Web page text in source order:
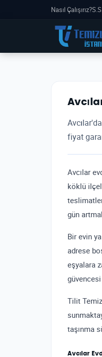
Nasıl Çalışırız?
fiyat
Avcılar
köklü
gün
Bir evin
adrese
eşyalara
güvencesi
Tilit
taşınma
Avcılar